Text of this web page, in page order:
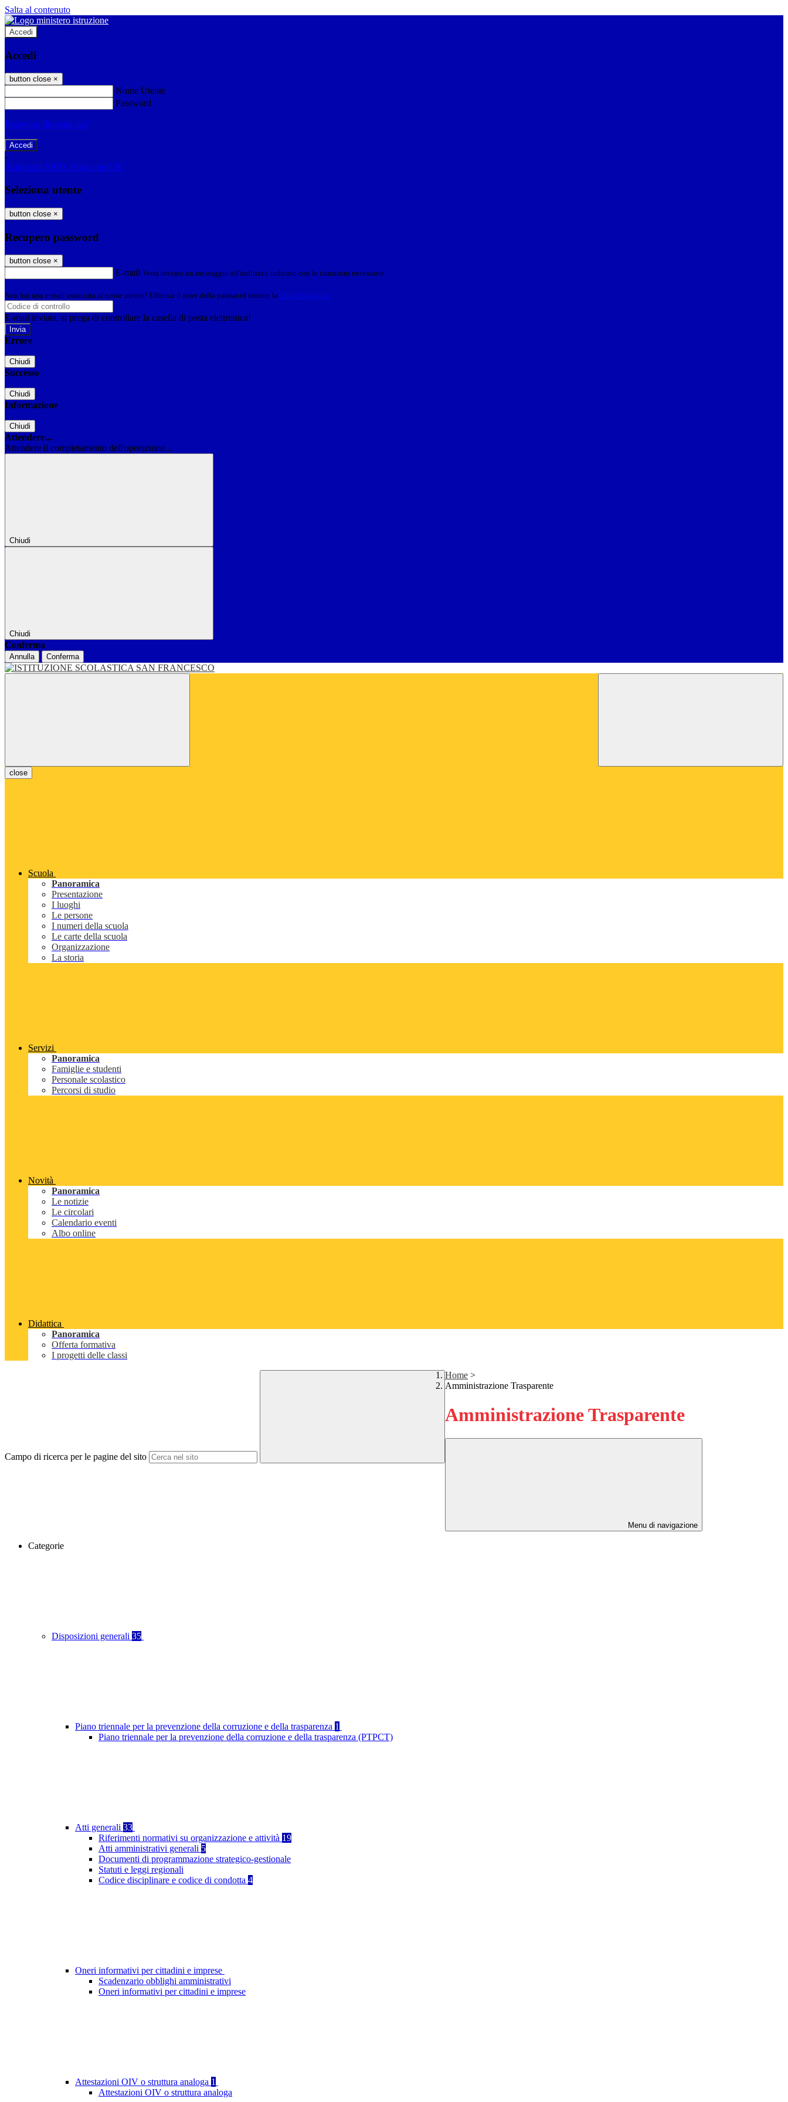
Salta al contenuto
Accedi
Accedi
button close ×
Nome Utente
Password
Password dimenticata?
-
Entra con SPID Entra con CIE
Seleziona utente
button close ×
Recupero password
button close ×
E-mail Verrà inviato un messaggio all'indirizzo indicato con le istruzioni necessarie.
Non hai una e-mail associata al nome utente? Effettua il reset della password tramite la Login Spaggiari
E-mail inviata, si prega di controllare la casella di posta elettronica!
Errore
Chiudi
Successo
Chiudi
Informazione
Chiudi
Attendere...
Attendere il completamento dell'operazione...
Chiudi
Chiudi
Conferma
Annulla Conferma
close
Scuola
Panoramica
Presentazione
I luoghi
Le persone
I numeri della scuola
Le carte della scuola
Organizzazione
La storia
Servizi
Panoramica
Famiglie e studenti
Personale scolastico
Percorsi di studio
Novità
Panoramica
Le notizie
Le circolari
Calendario eventi
Albo online
Didattica
Panoramica
Offerta formativa
I progetti delle classi
Campo di ricerca per le pagine del sito
Home >
Amministrazione Trasparente
Amministrazione Trasparente
Menu di navigazione
Categorie
Disposizioni generali 35
Piano triennale per la prevenzione della corruzione e della trasparenza 1
Piano triennale per la prevenzione della corruzione e della trasparenza (PTPCT)
Atti generali 33
Riferimenti normativi su organizzazione e attività 19
Atti amministrativi generali 5
Documenti di programmazione strategico-gestionale
Statuti e leggi regionali
Codice disciplinare e codice di condotta 4
Oneri informativi per cittadini e imprese
Scadenzario obblighi amministrativi
Oneri informativi per cittadini e imprese
Attestazioni OIV o struttura analoga 1
Attestazioni OIV o struttura analoga